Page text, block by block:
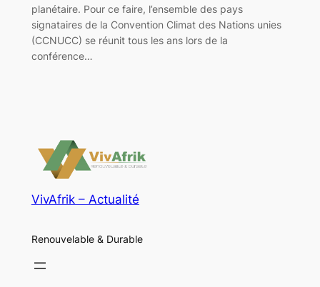
planétaire. Pour ce faire, l’ensemble des pays
signataires de la Convention Climat des Nations unies
(CCNUCC) se réunit tous les ans lors de la
conférence…
VivAfrik – Actualité
Renouvelable & Durable